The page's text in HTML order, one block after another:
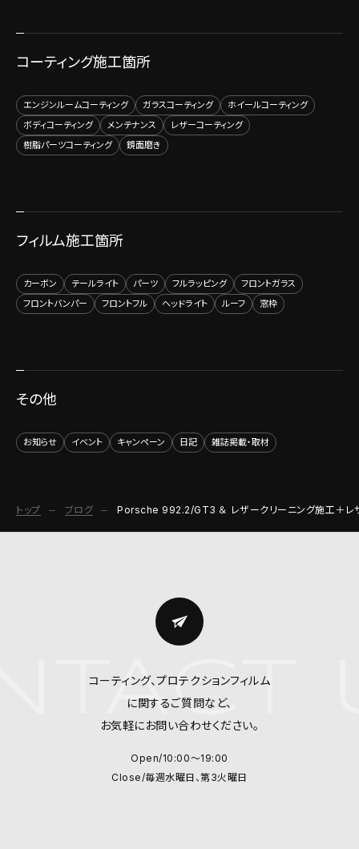
コーティング施工箇所
エンジンルームコーティング ガラスコーティング
ホイールコーティング
ボディコーティング
メンテナンス
レザーコーティング
樹脂パーツコーティング
鏡面磨き
フィルム施工箇所
カーボン テールライト パーツ フルラッピング
フロントガラス
フロントバンパー
フロントフル ヘッドライト ルーフ 窓枠
その他
お知らせ イベント キャンペーン 日記 雑誌掲載・取材
トップ ブログ Porsche 992.2/GT3 ＆ レザークリーニング施工＋レザ
コーティング、プロテクションフィルム
に関するご質問など、
お気軽にお問い合わせください。
Open/10:00～19:00
Close/毎週水曜日、第3火曜日